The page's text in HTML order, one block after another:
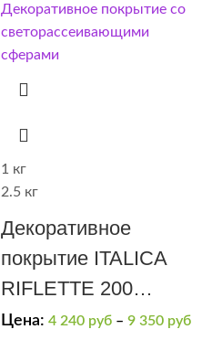
1 кг
2.5 кг
Декоративное
покрытие ITALICA
RIFLETTE 200
мерцающий бисер
Цена: 4 240 руб – 9 350 руб